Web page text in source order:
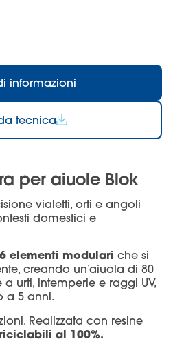
informazioni
tecnica
per aiuole Blok
vialetti, orti e angoli
domestici e
6 elementi modulari che si
creando un’aiuola di 80
urti, intemperie e raggi UV,
a 5 anni.
Realizzata con resine
riciclabili al 100%.